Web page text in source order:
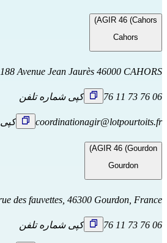
AGIR 46 (Cahors)
Cahors
Avenue Jean Jaurès 46000 CAHORS
06 76 73 11 76 کپی شماره تلفن
coordinationagir@lotpourtoits.fr کپی
AGIR 46 (Gourdon)
Gourdon
des fauvettes, 46300 Gourdon, France
06 76 73 11 76 کپی شماره تلفن